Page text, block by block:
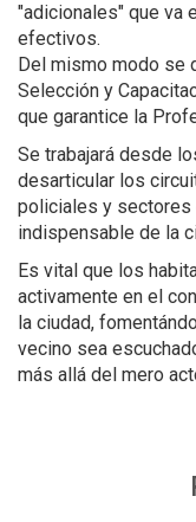
"adicionales" que va
efectivos.
Del mismo modo se
Selección y
que garantice la
Se trabajará desde
desarticular los
policiales y sectores
indispensable de la
Es vital que los
activamente en el
la ciudad,
vecino sea
más allá del mero